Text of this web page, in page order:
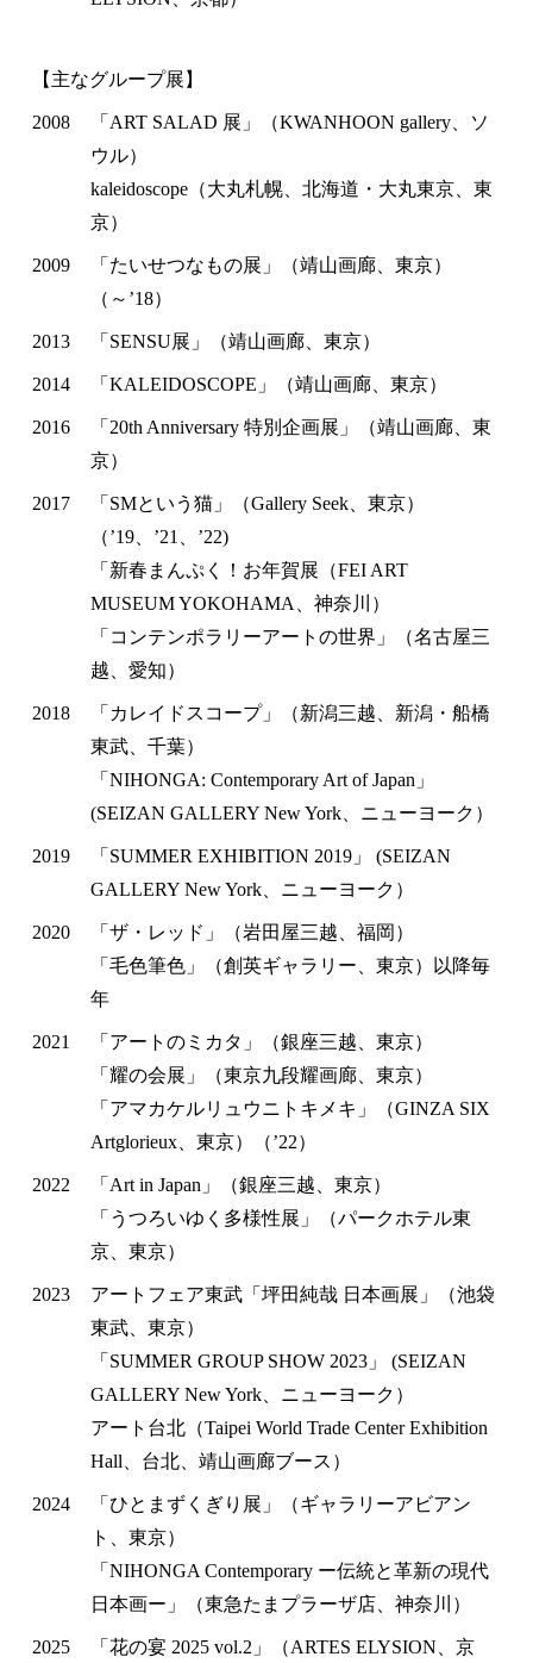
【主なグループ展】
2008
「ART SALAD 展」（KWANHOON gallery、ソ
ウル）
kaleidoscope（大丸札幌、北海道・大丸東京、東
京）
2009
「たいせつなもの展」（靖山画廊、東京）
（～’18）
2013 「SENSU展」（靖山画廊、東京）
2014 「KALEIDOSCOPE」（靖山画廊、東京）
2016
「20th Anniversary 特別企画展」（靖山画廊、東
京）
2017
「SMという猫」（Gallery Seek、東京）
（’19、’21、’22)
「新春まんぷく！お年賀展（FEI ART
MUSEUM YOKOHAMA、神奈川）
「コンテンポラリーアートの世界」（名古屋三
越、愛知）
2018
「カレイドスコープ」（新潟三越、新潟・船橋
東武、千葉）
「NIHONGA: Contemporary Art of Japan」
(SEIZAN GALLERY New York、ニューヨーク）
2019
「SUMMER EXHIBITION 2019」 (SEIZAN
GALLERY New York、ニューヨーク）
2020
「ザ・レッド」（岩田屋三越、福岡）
「毛色筆色」（創英ギャラリー、東京）以降毎
年
2021
「アートのミカタ」（銀座三越、東京）
「耀の会展」（東京九段耀画廊、東京）
「アマカケルリュウニトキメキ」（GINZA SIX
Artglorieux、東京）（’22）
2022
「Art in Japan」（銀座三越、東京）
「うつろいゆく多様性展」（パークホテル東
京、東京）
2023
アートフェア東武「坪田純哉 日本画展」（池袋
東武、東京）
「SUMMER GROUP SHOW 2023」 (SEIZAN
GALLERY New York、ニューヨーク）
アート台北（Taipei World Trade Center Exhibition
Hall、台北、靖山画廊ブース）
2024
「ひとまずくぎり展」（ギャラリーアビアン
ト、東京）
「NIHONGA Contemporary ー伝統と革新の現代
日本画ー」（東急たまプラーザ店、神奈川）
2025
「花の宴 2025 vol.2」（ARTES ELYSION、京